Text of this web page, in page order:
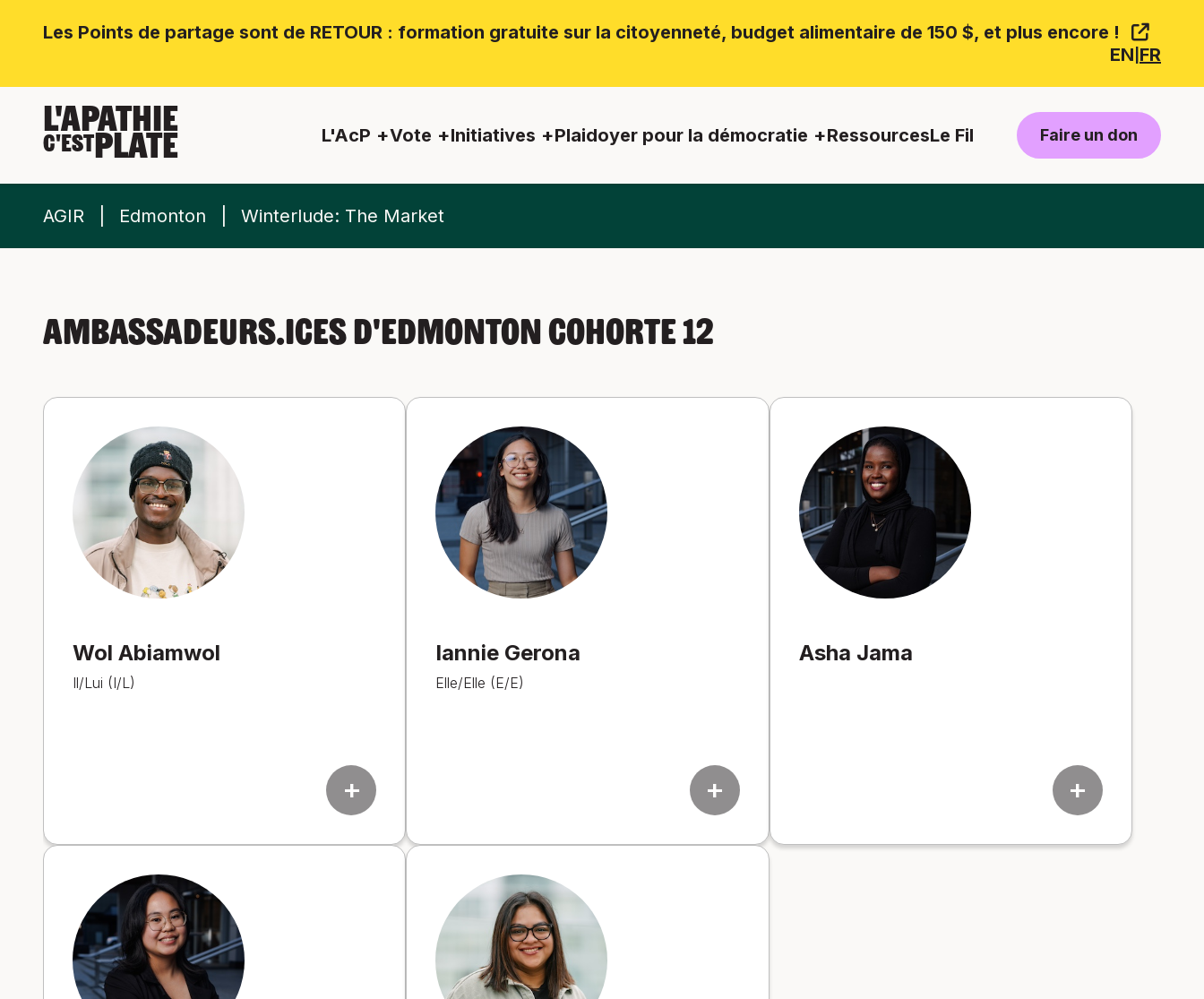
Les Points de partage sont de RETOUR : formation gratuite sur la citoyenneté, budget alimentaire de 150 $, et plus encore !
EN FR
L'APATHIE
C'ESTPLATE L'AcP Vote Initiatives Plaidoyer pour la démocratie RessourcesLe Fil Faire un don
AGIR Edmonton Winterlude: The Market
Ambassadeurs.ices d'Edmonton Cohorte 12
Wol Abiamwol
Il/Lui (I/L)
add
Iannie Gerona
Elle/Elle (E/E)
add
Asha Jama
add